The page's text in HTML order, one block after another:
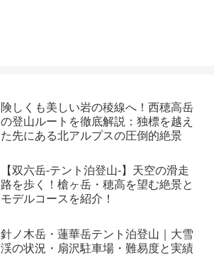
険しくも美しい岩の稜線へ！西穂高岳
の登山ルートを徹底解説：独標を越え
た先にある北アルプスの圧倒的絶景
【双六岳-テント泊登山-】天空の滑走
路を歩く！槍ヶ岳・穂高を望む絶景と
モデルコースを紹介！
針ノ木岳・蓮華岳テント泊登山｜大雪
渓の状況・扇沢駐車場・難易度と実績